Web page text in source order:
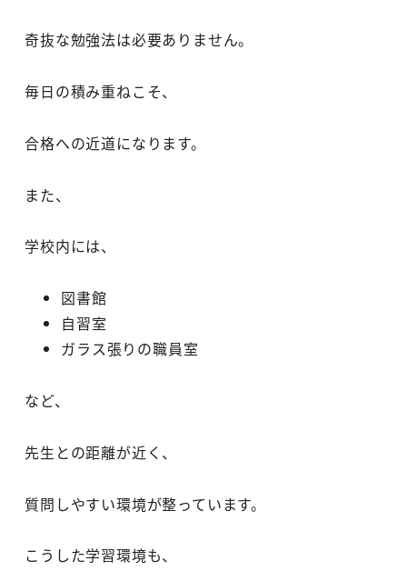
奇抜な勉強法は必要ありません。
毎日の積み重ねこそ、
合格への近道になります。
また、
学校内には、
図書館
自習室
ガラス張りの職員室
など、
先生との距離が近く、
質問しやすい環境が整っています。
こうした学習環境も、